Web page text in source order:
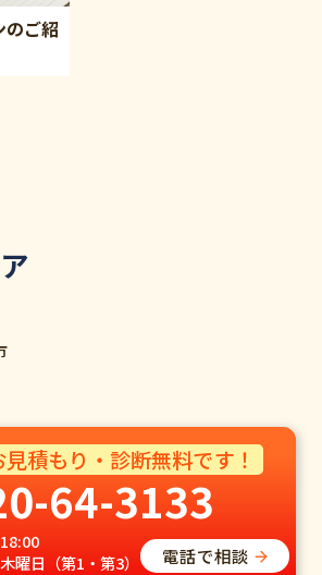
のご紹
積もり・診断無料です！
64-3133
曜日（第1・第3） 電話で相談